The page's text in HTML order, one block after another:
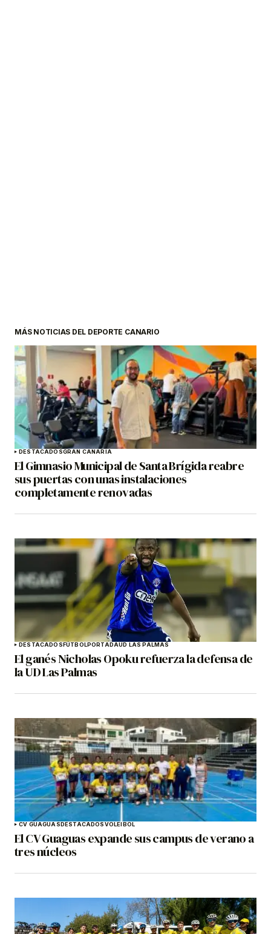
MÁS NOTICIAS DEL DEPORTE CANARIO
DESTACADOSGRAN CANARIA
El Gimnasio Municipal de Santa Brígida reabre
sus puertas con unas instalaciones
completamente renovadas
DESTACADOSFÚTBOLPORTADAUD LAS PALMAS
El ganés Nicholas Opoku refuerza la defensa de
la UD Las Palmas
CV GUAGUASDESTACADOSVOLEIBOL
El CV Guaguas expande sus campus de verano a
tres núcleos